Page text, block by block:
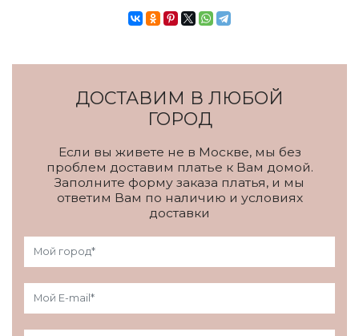
ДОСТАВИМ В ЛЮБОЙ
ГОРОД
Если вы живете не в Москве, мы без
проблем доставим платье к Вам домой.
Заполните форму заказа платья, и мы
ответим Вам по наличию и условиях
доставки